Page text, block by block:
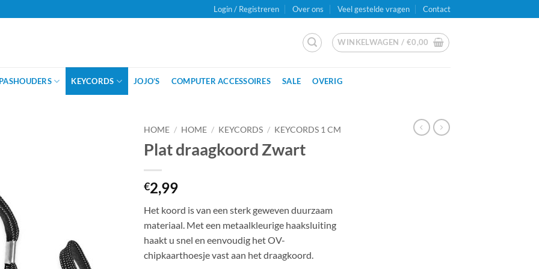
Login / Registreren Over ons Veel gestelde vragen Contact
WINKELWAGEN / €0,00
PASHOUDERS KEYCORDS JOJO’S COMPUTER ACCESSOIRES SALE OVERIG
HOME / HOME / KEYCORDS / KEYCORDS 1 CM
Plat draagkoord Zwart
€2,99
Het koord is van een sterk geweven duurzaam
materiaal. Met een metaalkleurige haaksluiting
haakt u snel en eenvoudig het OV-
chipkaarthoesje vast aan het draagkoord.